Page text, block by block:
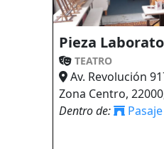
Pieza
TEATRO
Av. Revolución
Zona Centro,
Dentro de: